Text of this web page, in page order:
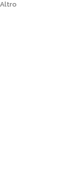
Altro